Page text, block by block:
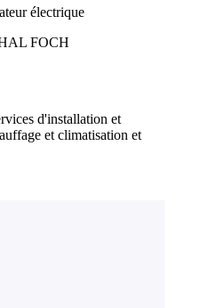
électrique
FOCH
d'installation et
et climatisation et